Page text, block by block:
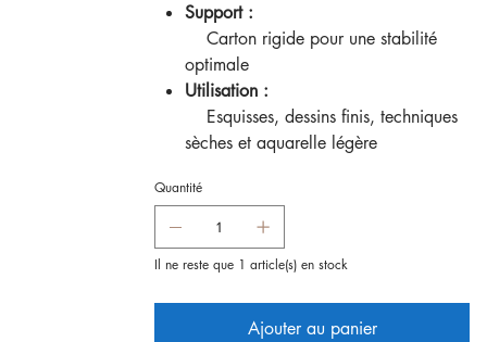
Support :
Carton rigide pour une stabilité
optimale
Utilisation :
Esquisses, dessins finis, techniques
sèches et aquarelle légère
Quantité
Il ne reste que 1 article(s) en stock
Ajouter au panier